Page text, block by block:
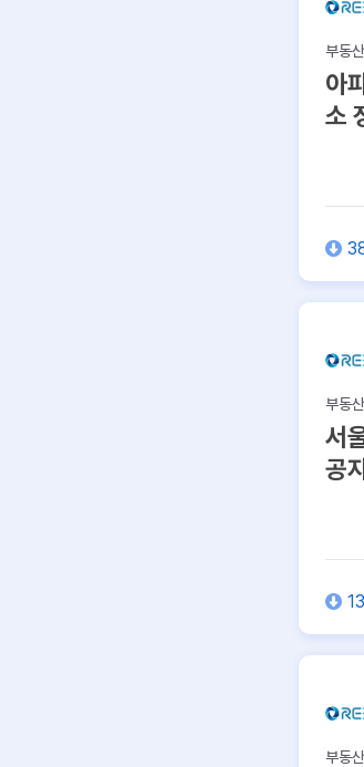
부동
아
소
부동
서
공
13
부동